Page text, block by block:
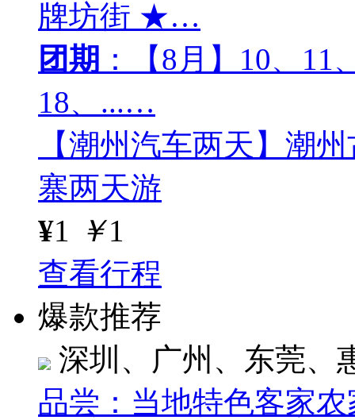
牌坊街 ★…
团期 ：【8月】10、11
18、...…
【潮州汽车两天】潮
寨两天游
¥1 ￥1
查看行程
爆款推荐
深圳、广州、东莞、
品尝：当地特色客家